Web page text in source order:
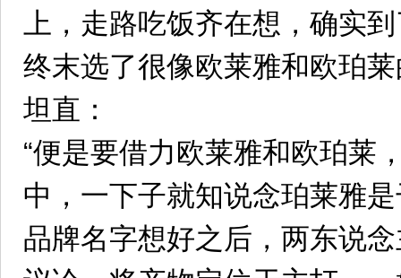
上，走路吃饭齐在想，确实
终末选了很像欧莱雅和欧珀
坦直：
“便是要借力欧莱雅和欧珀莱
中，一下子就知说念珀莱雅
品牌名字想好之后，两东说